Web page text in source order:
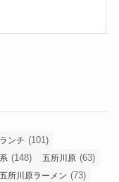
ンチ (101)
(148) 五所川原 (63)
五所川原ラーメン (73)